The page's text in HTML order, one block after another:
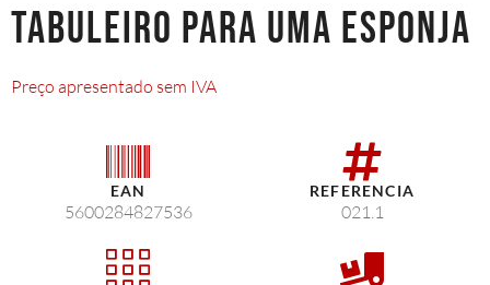
TABULEIRO PARA UMA ESPONJA
Preço apresentado sem IVA
EAN
5600284827536
REFERENCIA
021.1